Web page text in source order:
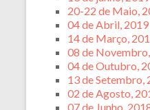
20-22 de Maio,
04 de Abril, 2019
14 de Março,
08 de
04 de Outubro,
13 de Setembro,
02 de Agosto,
07 de Junho,